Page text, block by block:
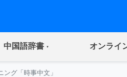
中国語辞書(current) オンライ
ング「時事中文」